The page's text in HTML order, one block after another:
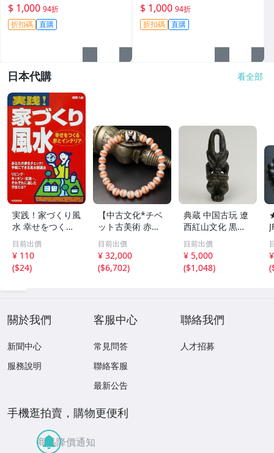
右，材質：瑪瑙， 天珠 瑪瑙
硃砂【德寶齋】406
$ 1,000 94折
折扣碼 直購
右，材質：瑪瑙，玉髓 天珠 瑪
瑙 硃砂【德寶齋】405
$ 1,000 94折
折扣碼 直購
日本代購 看全部
実践！家づくり風
水 幸せをつくる
家とインテリア/
浅野八郎(著者)
目前出價
¥ 110
($24)
【中古文化*チベ
ット古美術 赤縞
天眼瑪瑙丸珠 天
地天珠組み合わせ
ブレスレット 縞
瑪瑙 古玩 アンテ
目前出價
¥ 32,000
($6,702)
典蔵 中国古玩 遼
西紅山文化 黒曜
石 黒皮玉 太陽神
祈祷像 唐物 骨董
品 古美術 古玉 彫
刻 時代物 魔除け
目前出價
¥ 5,000
($1,048)
(
關於我們
新聞中心
服務說明
客服中心
常見問答
聯絡客服
最新公告
聯絡我們
人才招募
手機逛拍賣，購物更便利
商品降價通知